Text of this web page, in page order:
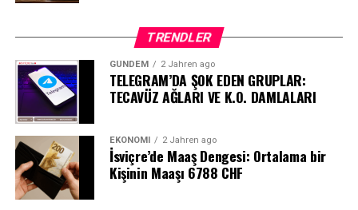
TRENDLER
GÜNDEM 2 Jahren ago
TELEGRAM’DA ŞOK EDEN GRUPLAR:
TECAVÜZ AĞLARI VE K.O. DAMLALARI
EKONOMI 2 Jahren ago
İsviçre’de Maaş Dengesi: Ortalama bir
Kişinin Maaşı 6788 CHF